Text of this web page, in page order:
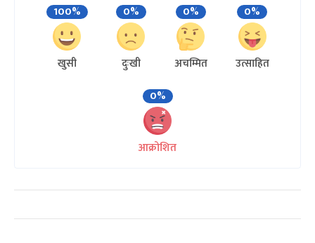
100%
खुसी
0%
दुःखी
0%
अचम्मित
0%
उत्साहित
0%
आक्रोशित